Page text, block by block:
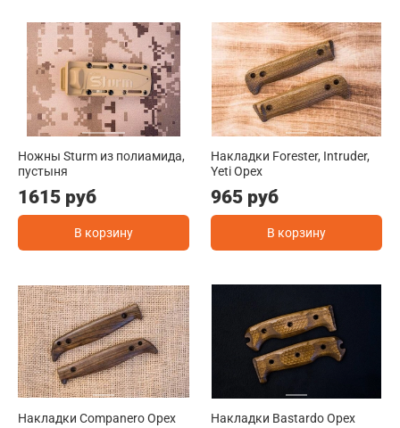
Ножны Sturm из полиамида,
пустыня
1615 руб
В корзину
Накладки Forester, Intruder,
Yeti Орех
965 руб
В корзину
Накладки Companero Орех Накладки Bastardo Орех